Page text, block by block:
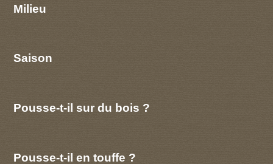
Milieu
Saison
Pousse-t-il sur du bois ?
Pousse-t-il en touffe ?